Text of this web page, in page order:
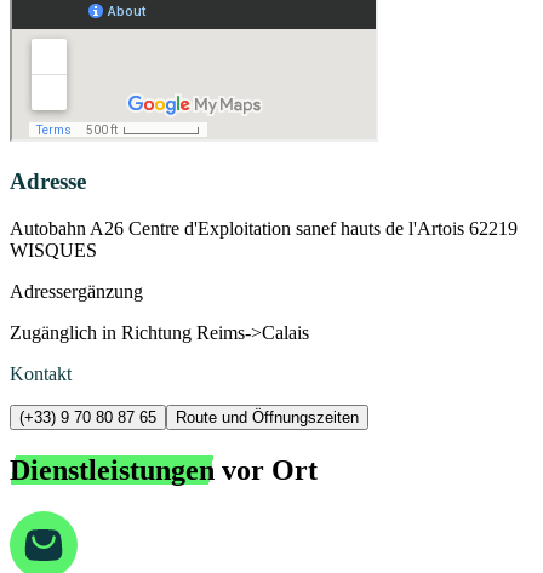
Adresse
Autobahn A26 Centre d'Exploitation sanef hauts de l'Artois 62219
WISQUES
Adressergänzung
Zugänglich in Richtung Reims->Calais
Kontakt
(+33) 9 70 80 87 65 Route und Öffnungszeiten
Dienstleistungen vor Ort